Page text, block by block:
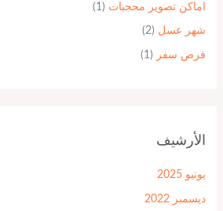
اماكن تصوير محجبات (1)
شهر عسل (2)
فرص سفر (1)
الأرشيف
يونيو 2025
ديسمبر 2022